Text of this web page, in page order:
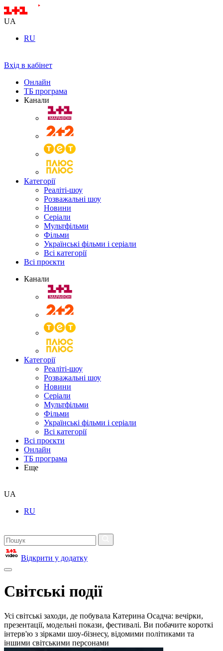
UA
RU
Вхід в кабінет
Онлайн
ТБ програма
Канали
Категорії
Реаліті-шоу
Розважальні шоу
Новини
Серіали
Мультфільми
Фільми
Українські фільми і серіали
Всі категорії
Всі проєкти
Канали
Категорії
Реаліті-шоу
Розважальні шоу
Новини
Серіали
Мультфільми
Фільми
Українські фільми і серіали
Всі категорії
Всі проєкти
Онлайн
ТБ програма
Еще
UA
RU
Відкрити у додатку
Світські події
Усі світські заходи, де побувала Катерина Осадча: вечірки,
презентації, модельні покази, фестивалі. Ви побачите короткі
інтерв'ю з зірками шоу-бізнесу, відомими політиками та
іншими світськими персонами